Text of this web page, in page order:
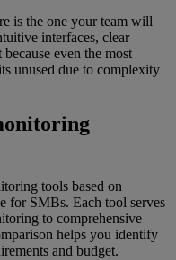
is the one your team will
interfaces, clear
even the most
unused due to complexity
tools based on
for SMBs. Each tool serves
to comprehensive
helps you identify
and budget.